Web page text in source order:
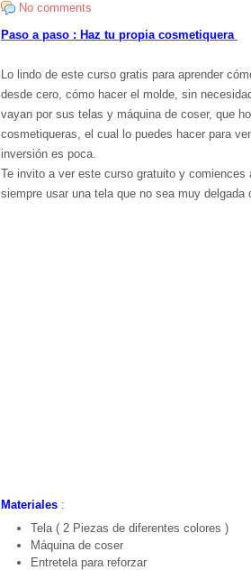
No comments
Paso a paso : Haz tu propia cosmetiquera
Lo lindo de este curso gratis para aprender
desde cero, cómo hacer el molde, sin
vayan por sus telas y máquina de coser, que
cosmetiqueras, el cual lo puedes hacer para
inversión es poca.
Te invito a ver este curso gratuito y
siempre usar una tela que no sea muy
Materiales :
Tela ( 2 Piezas de diferentes colores )
Máquina de coser
Entretela para reforzar